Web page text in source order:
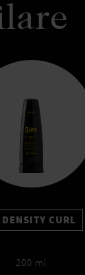
CURL
200 ml